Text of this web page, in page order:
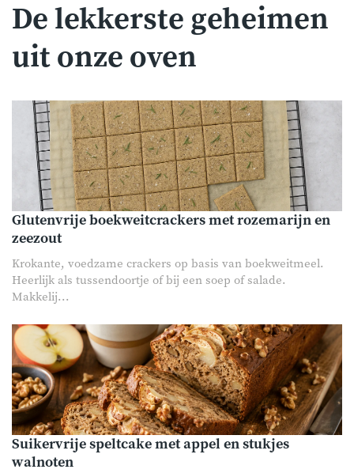
De lekkerste geheimen
uit onze oven
Glutenvrije boekweitcrackers met rozemarijn en
zeezout
Krokante, voedzame crackers op basis van boekweitmeel.
Heerlijk als tussendoortje of bij een soep of salade.
Makkelij...
Suikervrije speltcake met appel en stukjes
walnoten